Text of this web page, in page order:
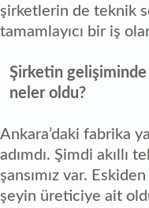
şirketlerin de teknik
tamamlayıcı bir iş
Şirketin gelişiminde
neler oldu?
Ankara’daki fabrika
adımdı. Şimdi akıllı
şansımız var.
şeyin üreticiye ait